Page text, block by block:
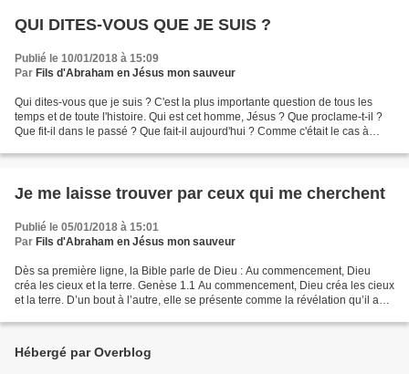
QUI DITES-VOUS QUE JE SUIS ?
Publié le 10/01/2018 à 15:09
Par Fils d'Abraham en Jésus mon sauveur
Qui dites-vous que je suis ? C'est la plus importante question de tous les
temps et de toute l'histoire. Qui est cet homme, Jésus ? Que proclame-t-il ?
Que fit-il dans le passé ? Que fait-il aujourd'hui ? Comme c'était le cas à
Je me laisse trouver par ceux qui me cherchent
Publié le 05/01/2018 à 15:01
Par Fils d'Abraham en Jésus mon sauveur
Dès sa première ligne, la Bible parle de Dieu : Au commencement, Dieu
créa les cieux et la terre. Genèse 1.1 Au commencement, Dieu créa les cieux
et la terre. D’un bout à l’autre, elle se présente comme la révélation qu’il a
Hébergé par Overblog